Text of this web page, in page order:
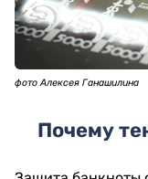
фото Алексея Ганашилина
Почему